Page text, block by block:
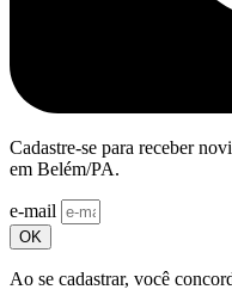
Cadastre-se para receber
em Belém/PA.
e-mail
OK
Ao se cadastrar, você